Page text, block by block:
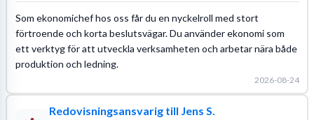
Som ekonomichef hos oss får du en nyckelroll med stort
förtroende och korta beslutsvägar. Du använder ekonomi som
ett verktyg för att utveckla verksamheten och arbetar nära både
produktion och ledning.
2026-08-24
Redovisningsansvarig till Jens S.